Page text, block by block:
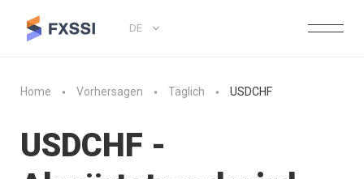
DE
Home Vorhersagen Täglich USDCHF
USDCHF -